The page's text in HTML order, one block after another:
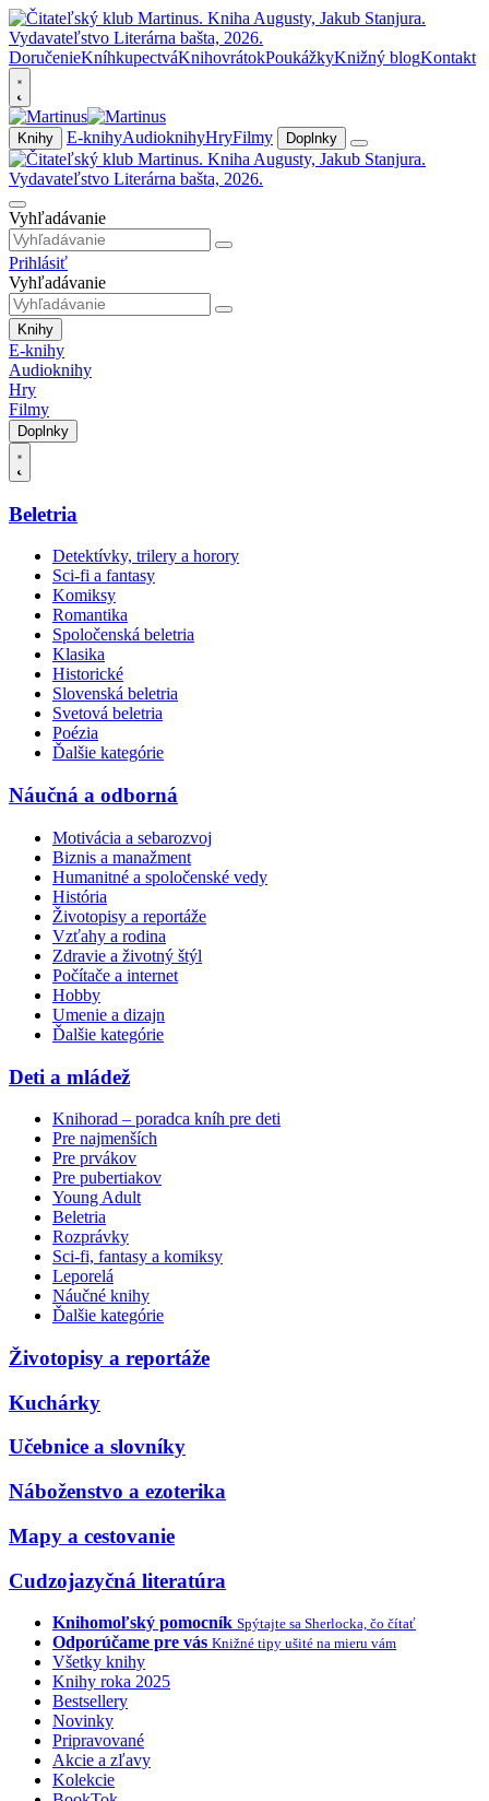
DoručenieKníhkupectváKnihovrátokPoukážkyKnižný blogKontakt
Knihy E-knihyAudioknihyHryFilmy Doplnky
Vyhľadávanie
Prihlásiť
Vyhľadávanie
Knihy
E-knihy
Audioknihy
Hry
Filmy
Doplnky
Beletria
Detektívky, trilery a horory
Sci-fi a fantasy
Komiksy
Romantika
Spoločenská beletria
Klasika
Historické
Slovenská beletria
Svetová beletria
Poézia
Ďalšie kategórie
Náučná a odborná
Motivácia a sebarozvoj
Biznis a manažment
Humanitné a spoločenské vedy
História
Životopisy a reportáže
Vzťahy a rodina
Zdravie a životný štýl
Počítače a internet
Hobby
Umenie a dizajn
Ďalšie kategórie
Deti a mládež
Knihorad – poradca kníh pre deti
Pre najmenších
Pre prvákov
Pre pubertiakov
Young Adult
Beletria
Rozprávky
Sci-fi, fantasy a komiksy
Leporelá
Náučné knihy
Ďalšie kategórie
Životopisy a reportáže
Kuchárky
Učebnice a slovníky
Náboženstvo a ezoterika
Mapy a cestovanie
Cudzojazyčná literatúra
Knihomoľský pomocník Spýtajte sa Sherlocka, čo čítať
Odporúčame pre vás Knižné tipy ušité na mieru vám
Všetky knihy
Knihy roka 2025
Bestsellery
Novinky
Pripravované
Akcie a zľavy
Kolekcie